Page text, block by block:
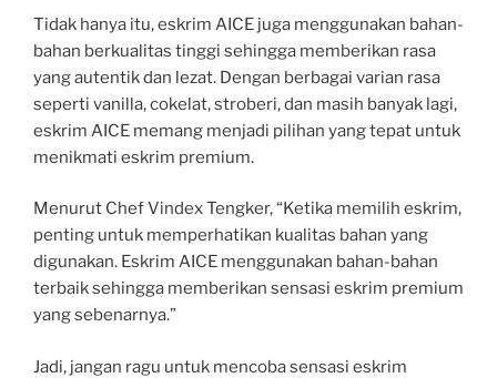
Tidak hanya itu, eskrim AICE juga menggunakan bahan-
bahan berkualitas tinggi sehingga memberikan rasa
yang autentik dan lezat. Dengan berbagai varian rasa
seperti vanilla, cokelat, stroberi, dan masih banyak lagi,
eskrim AICE memang menjadi pilihan yang tepat untuk
menikmati eskrim premium.
Menurut Chef Vindex Tengker, “Ketika memilih eskrim,
penting untuk memperhatikan kualitas bahan yang
digunakan. Eskrim AICE menggunakan bahan-bahan
terbaik sehingga memberikan sensasi eskrim premium
yang sebenarnya.”
Jadi, jangan ragu untuk mencoba sensasi eskrim